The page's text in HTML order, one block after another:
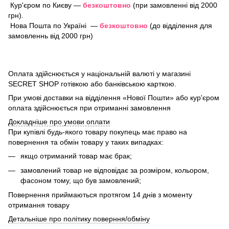
Кур'єром по Києву — безкоштовно (при замовленні від 2000
грн).
Нова Пошта по Україні — безкоштовно (до відділення для
замовленнь від 2000 грн)
Оплата здійснюється у національній валюті у магазині
SECRET SHOP готівкою або банківською карткою.
При умові доставки на відділення «Нової Пошти» або кур'єром
оплата здійснюється при отриманні замовлення
Докладніше про умови оплати
При купівлі будь-якого товару покупець має право на
повернення та обмін товару у таких випадках:
якщо отриманий товар має брак;
замовлений товар не відповідає за розміром, кольором,
фасоном тому, що був замовлений;
Повернення приймаються протягом 14 днів з моменту
отримання товару
Детальніше про політику поверння/обміну